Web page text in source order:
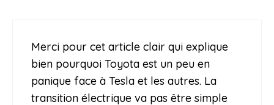
Merci pour cet article clair qui explique
bien pourquoi Toyota est un peu en
panique face à Tesla et les autres. La
transition électrique va pas être simple